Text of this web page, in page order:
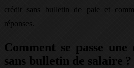
crédit sans bulletin de paie et
réponses.
Comment se passe
sans bulletin de salaire ?